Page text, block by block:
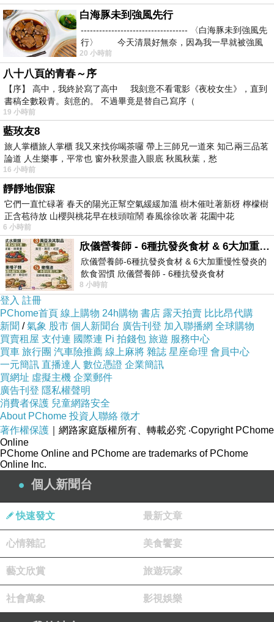
?
商品訊息簡述:
⊕經典明星暢銷品
⊕人人必買
OXY歐可喜 完美修護素 400ml
Clinique新一代三步驟還原潤膚露125ml-2入(搭
贈化妝包)
MosquitNo 長效型防蚊貼片 (6片)
ESTEE LAUDER 雅詩蘭黛 微分子晶透面膜(單
片)-3
【柔亞ZOYA】精靈星塵系列-史蒂薇ZP675 (紫
羅蘭色15ml)
白海豚未到強風先行
----------------------------------- 〈白海豚未到強風先
行〉 今天清晨好無奈，因為我一早就被強風
20 小時前
八十八頁的青春～序
【序】 高中，我終於寫了高中 我刻意不看電影《夜校女生》，直到
書稿全數殺青。刻意的。 不過畢竟是替自己寫序（
19 小時前
藍玫友8
旅人掌櫃旅人掌櫃 我又來找你喝茶囉 帶上三師兄一道來 知己兩三品茗
論道 人生樂事，平常也 窗外秋景盡入眼底 秋風秋葉，愁
16 小時前
靜靜地假寐
它們一直忙碌著 春天的陽光正幫空氣緩緩加溫 樹木催吐著新枒 檸檬樹
正含苞待放 山櫻與桃花早在枝頭喧鬧 春風徐徐吹著 花園中花
6 小時前
欣儀營養師 - 6種抗發炎食材 & 6大加重慢性發炎的飲食習慣
欣儀營養師-6種抗發炎食材 & 6大加重慢性發炎的
飲食習慣 欣儀營養師 - 6種抗發炎食材
https://www.facebook.com/photo/?fbid=147
8 小時前
登入 註冊
PChome首頁 線上購物 24h購物 書店 露天拍賣 比比昂代購
新聞 /氣象 股市 個人新聞台 廣告刊登 加入聯播網 全球購物
買賣租屋 支付連 國際連 Pi 拍錢包 旅遊 服務中心
買車 旅行團 汽車險推薦 線上麻將 雜誌 星座命理 會員中心
一元簡訊 直播達人 數位憑證 企業簡訊
買網址 虛擬主機 企業郵件
廣告刊登 隱私權聲明
消費者保護 兒童網路安全
About PChome 投資人聯絡 徵才
著作權保護 ｜網路家庭版權所有、轉載必究 ‧Copyright PChome
Online
PChome Online and PChome are trademarks of PChome
Online Inc.
個人新聞台
快速發文 最新文章
心情雜記 美食饗宴
藝文欣賞 旅遊玩家
社會萬象 影視娛樂